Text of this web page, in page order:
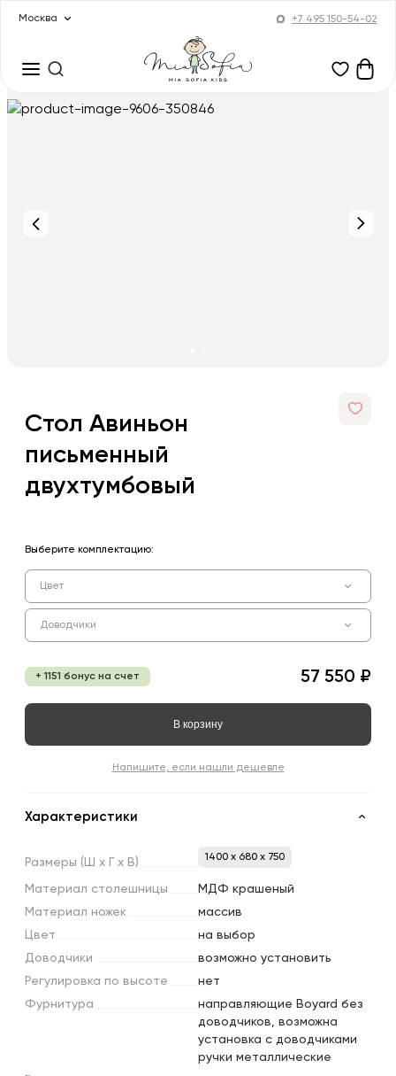
Москва +7 495 150-54-02
Стол Авиньон
письменный
двухтумбовый
Выберите комплектацию:
Цвет
Доводчики
+ 1151 бонус на счет 57 550 ₽
В корзину
Напишите, если нашли дешевле
Характеристики
Размеры (Ш х х В) 1400 x 680 x 750
Материал столешницы
МДФ крашеный
Материал ножек
массив
Цвет
на выбор
Доводчики
возможно установить
Регулировка по высоте
нет
Фурнитура
направляющие Boyard без
доводчиков, возможна
установка с доводчиками
ручки металлические